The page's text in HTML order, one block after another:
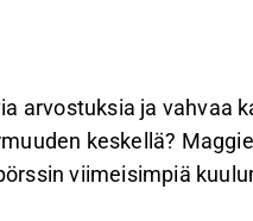
arvostuksia ja vahvaa
keskellä?
viimeisimpiä